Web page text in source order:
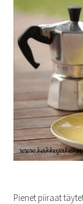
Pienet piiraat